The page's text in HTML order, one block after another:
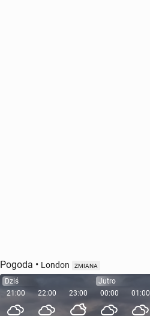
Pogoda • London ZMIANA
Dziś
21:00
22:00 23:00
Jutro
00:00
01:00